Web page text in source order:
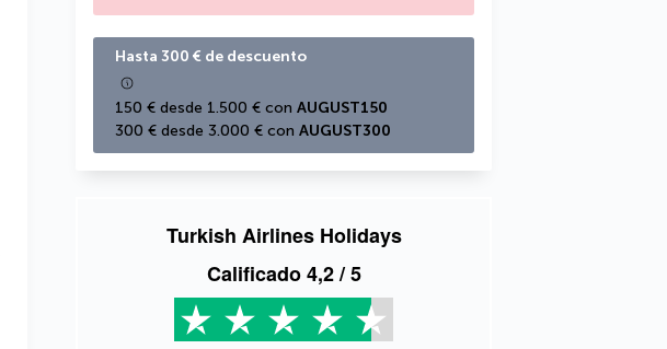
Hasta 300 € de descuento
150 € desde 1.500 € con AUGUST150
300 € desde 3.000 € con AUGUST300
Turkish Airlines Holidays
Calificado4,2/ 5